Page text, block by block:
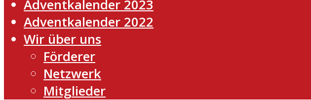
Adventkalender 2023
Adventkalender 2022
Wir über uns
Förderer
Netzwerk
Mitglieder